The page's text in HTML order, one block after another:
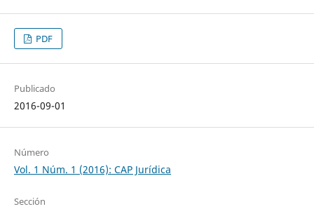
PDF
Publicado
2016-09-01
Número
Vol. 1 Núm. 1 (2016): CAP Jurídica
Sección